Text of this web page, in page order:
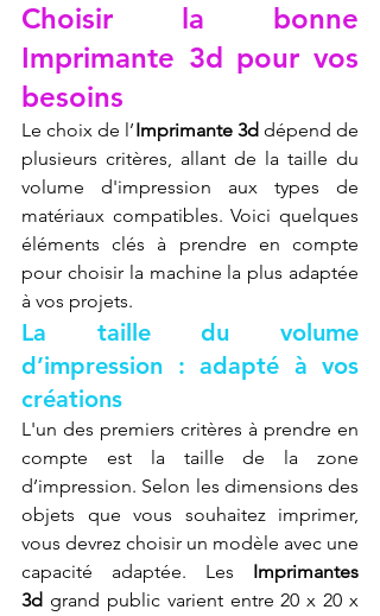
Choisir la bonne
Imprimante 3d pour vos
besoins
Le choix de l’Imprimante 3d dépend de
plusieurs critères, allant de la taille du
volume d'impression aux types de
matériaux compatibles. Voici quelques
éléments clés à prendre en compte
pour choisir la machine la plus adaptée
à vos projets.
La taille du volume
d’impression : adapté à vos
créations
L'un des premiers critères à prendre en
compte est la taille de la zone
d’impression. Selon les dimensions des
objets que vous souhaitez imprimer,
vous devrez choisir un modèle avec une
capacité adaptée. Les Imprimantes
3d grand public varient entre 20 x 20 x